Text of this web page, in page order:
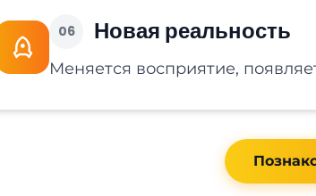
06 Новая реальность
Меняется восприятие,